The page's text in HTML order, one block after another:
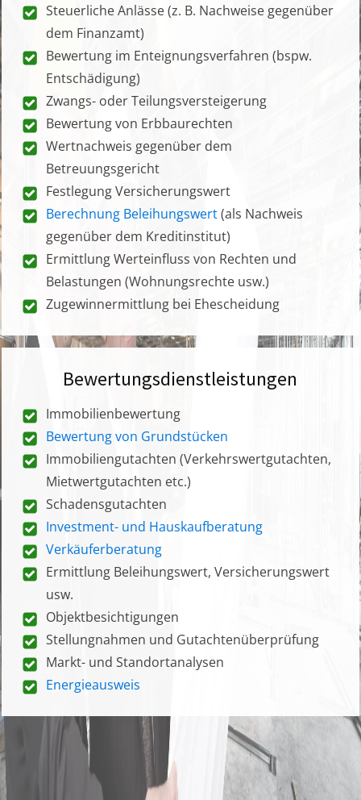
Steuerliche Anlässe (z. B. Nachweise gegenüber
dem Finanzamt)
Bewertung im Enteignungsverfahren (bspw.
Entschädigung)
Zwangs- oder Teilungsversteigerung
Bewertung von Erbbaurechten
Wertnachweis gegenüber dem
Betreuungsgericht
Festlegung Versicherungswert
Berechnung Beleihungswert(als Nachweis
gegenüber dem Kreditinstitut)
Ermittlung Werteinfluss von Rechten und
Belastungen (Wohnungsrechte usw.)
Zugewinnermittlung bei Ehescheidung
Bewertungsdienstleistungen
Immobilienbewertung
Bewertung von Grundstücken
Immobiliengutachten (Verkehrswertgutachten,
Mietwertgutachten etc.)
Schadensgutachten
Investment- und Hauskaufberatung
Verkäuferberatung
Ermittlung Beleihungswert, Versicherungswert
usw.
Objektbesichtigungen
Stellungnahmen und Gutachtenüberprüfung
Markt- und Standortanalysen
Energieausweis